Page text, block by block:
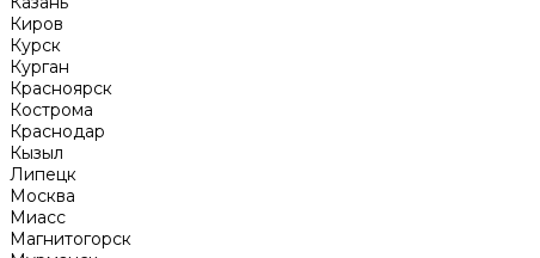
Киров
Курск
Курган
Красноярск
Кострома
Краснодар
Кызыл
Липецк
Москва
Миасс
Магнитогорск